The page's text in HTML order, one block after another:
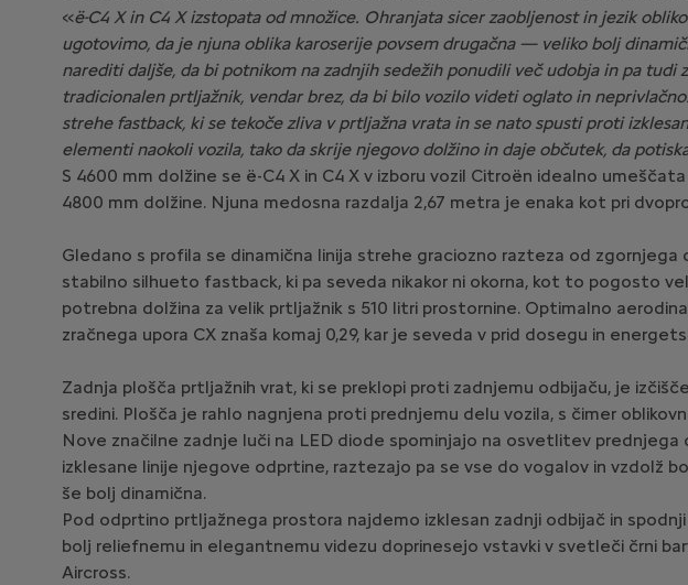
«ë-C4 X in C4 X izstopata od množice. Ohranjata sicer zaobljenost in jezik
ugotovimo, da je njuna oblika karoserije povsem drugačna — veliko bolj
narediti daljše, da bi potnikom na zadnjih sedežih ponudili več udobja in pa
tradicionalen prtljažnik, vendar brez, da bi bilo vozilo videti oglato in
strehe fastback, ki se tekoče zliva v prtljažna vrata in se nato spusti proti
elementi naokoli vozila, tako da skrije njegovo dolžino in daje občutek, da
S 4600 mm dolžine se ë-C4 X in C4 X v izboru vozil Citroën idealno
4800 mm dolžine. Njuna medosna razdalja 2,67 metra je enaka kot pri
Gledano s profila se dinamična linija strehe graciozno razteza od
stabilno silhueto fastback, ki pa seveda nikakor ni okorna, kot to pogosto
potrebna dolžina za velik prtljažnik s 510 litri prostornine. Optimalno
zračnega upora CX znaša komaj 0,29, kar je seveda v prid dosegu in
Zadnja plošča prtljažnih vrat, ki se preklopi proti zadnjemu odbijaču, je
sredini. Plošča je rahlo nagnjena proti prednjemu delu vozila, s čimer
Nove značilne zadnje luči na LED diode spominjajo na osvetlitev
izklesane linije njegove odprtine, raztezajo pa se vse do vogalov in vzdolž
še bolj dinamična.
Pod odprtino prtljažnega prostora najdemo izklesan zadnji odbijač in
bolj reliefnemu in elegantnemu videzu doprinesejo vstavki v svetleči črni
Aircross.